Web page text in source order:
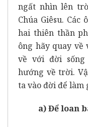
ngất nhìn lên
Chúa Giêsu.
hai thiên thần
ông hãy quay
về với đời sống
hướng về trời.
ta vào đời để làm
a) Để loan